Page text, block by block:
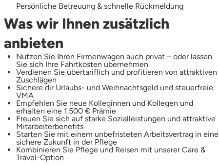
Persönliche Betreuung & schnelle Rückmeldung
Was wir Ihnen zusätzlich
anbieten
Nutzen Sie Ihren Firmenwagen auch privat – oder lassen
Sie sich Ihre Fahrtkosten übernehmen
Verdienen Sie übertariflich und profitieren von attraktiven
Zuschlägen
Sichere dir Urlaubs- und Weihnachtsgeld und steuerfreie
VMA
Empfehlen Sie neue Kolleginnen und Kollegen und
erhalten eine 1.500 € Prämie
Freuen Sie sich auf starke Sozialleistungen und attraktive
Mitarbeiterbenefits
Starten Sie mit einem unbefristeten Arbeitsvertrag in eine
sichere Zukunft in der Pflege
Kombinieren Sie Pflege und Reisen mit unserer Care &
Travel-Option